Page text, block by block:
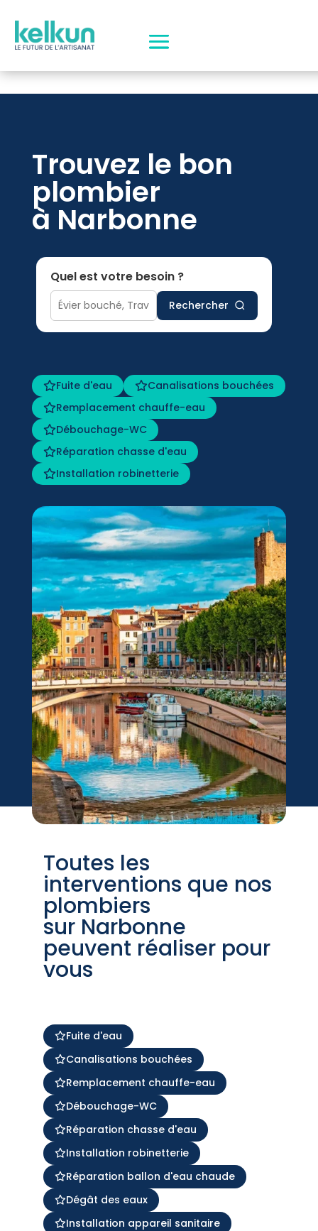
Trouvez le bon
plombier
à Narbonne
Quel est votre besoin ?
Rechercher
Fuite d'eau
Canalisations bouchées
Remplacement chauffe-eau
Débouchage-WC
Réparation chasse d'eau
Installation robinetterie
Toutes les
interventions que nos
plombiers
sur Narbonne
peuvent réaliser pour
vous
Fuite d'eau
Canalisations bouchées
Remplacement chauffe-eau
Débouchage-WC
Réparation chasse d'eau
Installation robinetterie
Réparation ballon d'eau chaude
Dégât des eaux
Installation appareil sanitaire